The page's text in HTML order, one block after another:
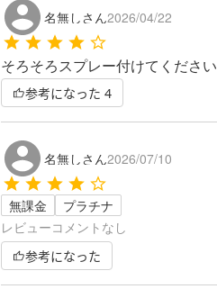
名無しさん2026/04/22
そろそろスプレー付けてください
参考になった 4
名無しさん2026/07/10
無課金
プラチナ
レビューコメントなし
参考になった